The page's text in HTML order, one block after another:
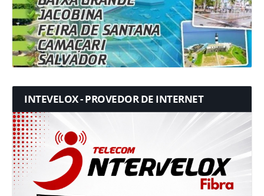
INTEVELOX - PROVEDOR DE INTERNET